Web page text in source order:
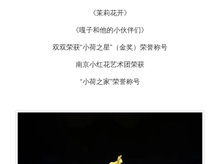
《茉莉花开》
《嘎子和他的小伙伴们》
双双荣获“小荷之星”（金奖）荣誉称号
南京小红花艺术团荣获
“小荷之家”荣誉称号